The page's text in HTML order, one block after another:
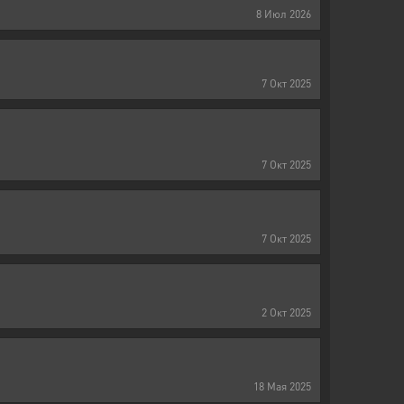
8 Июл 2026
7 Окт 2025
7 Окт 2025
7 Окт 2025
2 Окт 2025
18 Мая 2025